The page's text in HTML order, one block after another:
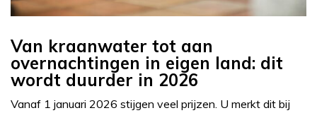
Van kraanwater tot aan
overnachtingen in eigen land: dit
wordt duurder in 2026
Vanaf 1 januari 2026 stijgen veel prijzen. U merkt dit bij